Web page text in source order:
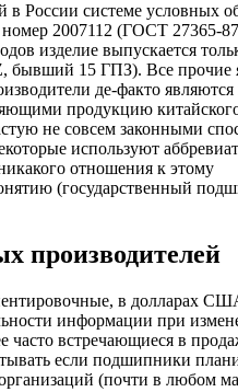
в России системе условных
2007112 (ГОСТ 27365-
изделие выпускается
15 ГПЗ). Все прочие
де-факто являются
продукцию
не совсем законными
используют
отношения к этому
(государственный
производителей
в долларах
информации при
часто встречающиеся в
если подшипники
(почти в любом